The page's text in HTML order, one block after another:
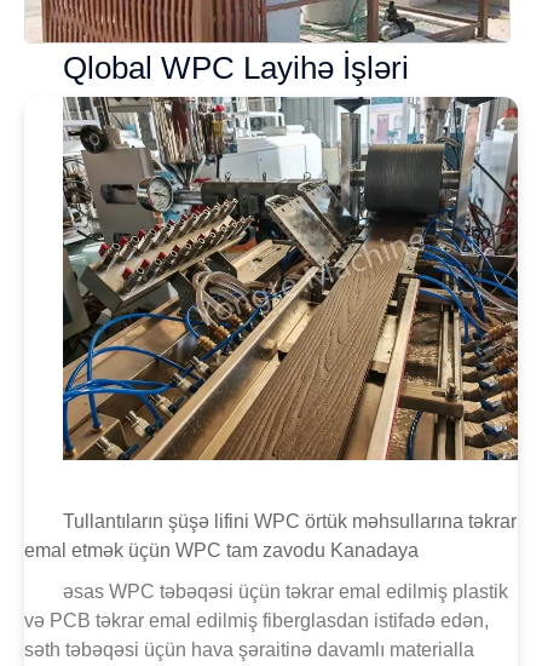
Qlobal WPC Layihə İşləri
Tullantıların şüşə lifini WPC örtük məhsullarına təkrar
emal etmək üçün WPC tam zavodu Kanadaya
əsas WPC təbəqəsi üçün təkrar emal edilmiş plastik
və PCB təkrar emal edilmiş fiberglasdan istifadə edən,
səth təbəqəsi üçün hava şəraitinə davamlı materialla